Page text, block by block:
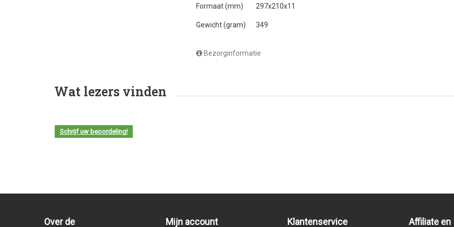
Formaat (mm) 297x210x11
Gewicht (gram) 349
Bezorginformatie
Wat lezers vinden
Schrijf uw beoordeling!
Over de Mijn account Klantenservice Affiliate en